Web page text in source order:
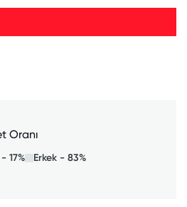
Oranı
17% Erkek - 83%